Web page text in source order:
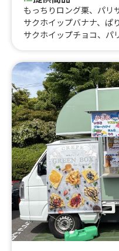
もっちりロング栗、パリ
サクホイップバナナ、ぱ
サクホイップチョコ、パ
みかん、もっちりロング
りロングクレープホイッ
モンド、もっちりロング
りロングクレープシナモ
ープシュガーバター、ツ
ポテサラめんたい、もっ
クレープハムマヨ、わん
ャル、チョコスペバナナ
サイダー